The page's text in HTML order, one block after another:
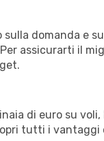
domanda e
assicurarti il
di euro su
tutti i vantaggi